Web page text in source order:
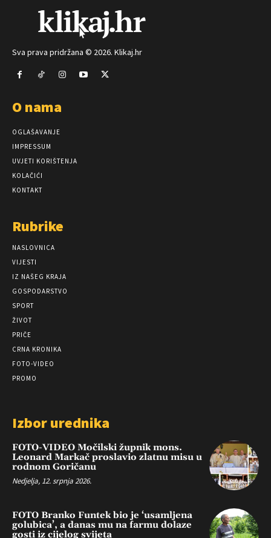
Sva prava pridržana © 2026. Klikaj.hr
O nama
OGLAŠAVANJE
IMPRESSUM
UVJETI KORIŠTENJA
KOLAČIĆI
KONTAKT
Rubrike
NASLOVNICA
VIJESTI
IZ NAŠEG KRAJA
GOSPODARSTVO
SPORT
ŽIVOT
PRIČE
CRNA KRONIKA
FOTO-VIDEO
PROMO
Izbor urednika
FOTO-VIDEO Močilski župnik mons.
Leonard Markač proslavio zlatnu misu u
rodnom Goričanu
Nedjelja, 12. srpnja 2026.
FOTO Branko Funtek bio je ‘usamljena
golubica’, a danas mu na farmu dolaze
gosti iz cijelog svijeta